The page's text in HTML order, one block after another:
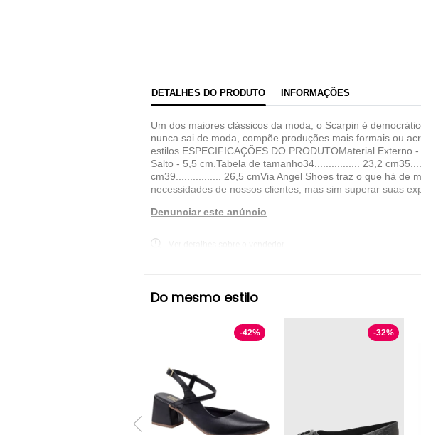
Razão
DETALHES DO PRODUTO INFORMAÇÕES
Um dos maiores clássicos da moda, o Scarpin é
nunca sai de moda, compõe produções mais formais ou
estilos.ESPECIFICAÇÕES DO PRODUTOMaterial
Salto - 5,5 cm.Tabela de tamanho34................ 23,2
cm39................ 26,5 cmVia Angel Shoes traz o que há de
necessidades de nossos clientes, mas sim superar suas
Denunciar este anúncio
VIA ANGEL Sandália Salto Grosso VIA ANGEL
Do mesmo estilo
-42% -32%